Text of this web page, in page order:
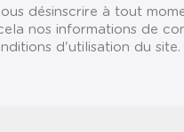
désinscrire à tout
nos informations de
d'utilisation du site.